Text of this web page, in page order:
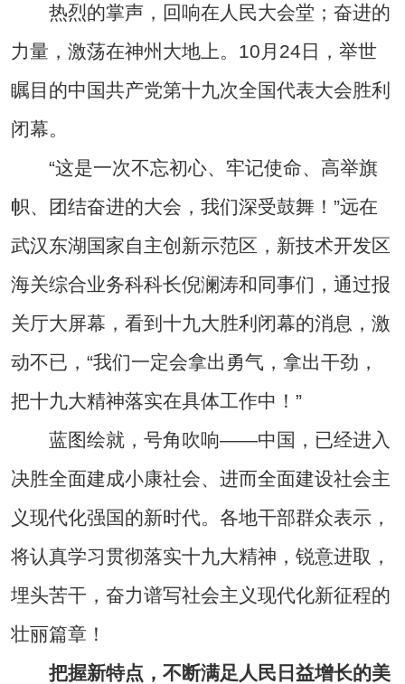
热烈的掌声，回响在人民大会堂；奋进的
力量，激荡在神州大地上。10月24日，举世
瞩目的中国共产党第十九次全国代表大会胜利
闭幕。
“这是一次不忘初心、牢记使命、高举旗
帜、团结奋进的大会，我们深受鼓舞！”远在
武汉东湖国家自主创新示范区，新技术开发区
海关综合业务科科长倪澜涛和同事们，通过报
关厅大屏幕，看到十九大胜利闭幕的消息，激
动不已，“我们一定会拿出勇气，拿出干劲，
把十九大精神落实在具体工作中！”
蓝图绘就，号角吹响——中国，已经进入
决胜全面建成小康社会、进而全面建设社会主
义现代化强国的新时代。各地干部群众表示，
将认真学习贯彻落实十九大精神，锐意进取，
埋头苦干，奋力谱写社会主义现代化新征程的
壮丽篇章！
把握新特点，不断满足人民日益增长的美